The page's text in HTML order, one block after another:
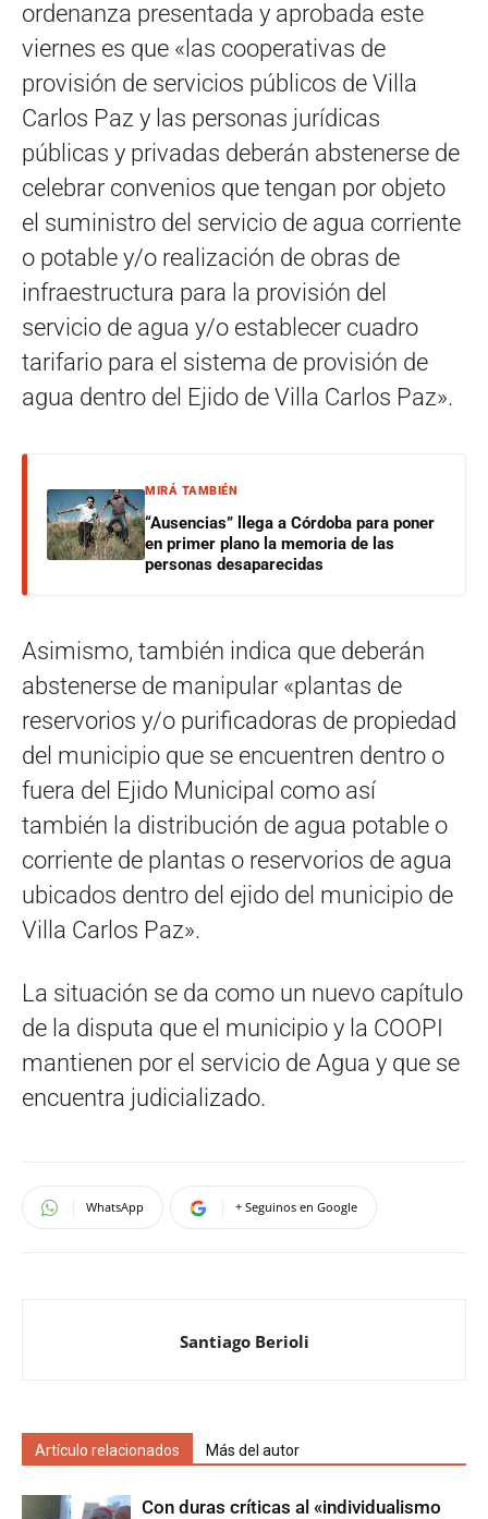
ordenanza presentada y aprobada este
viernes es que «las cooperativas de
provisión de servicios públicos de Villa
Carlos Paz y las personas jurídicas
públicas y privadas deberán abstenerse de
celebrar convenios que tengan por objeto
el suministro del servicio de agua corriente
o potable y/o realización de obras de
infraestructura para la provisión del
servicio de agua y/o establecer cuadro
tarifario para el sistema de provisión de
agua dentro del Ejido de Villa Carlos Paz».
MIRÁ TAMBIÉN
“Ausencias” llega a Córdoba para poner
en primer plano la memoria de las
personas desaparecidas
Asimismo, también indica que deberán
abstenerse de manipular «plantas de
reservorios y/o purificadoras de propiedad
del municipio que se encuentren dentro o
fuera del Ejido Municipal como así
también la distribución de agua potable o
corriente de plantas o reservorios de agua
ubicados dentro del ejido del municipio de
Villa Carlos Paz».
La situación se da como un nuevo capítulo
de la disputa que el municipio y la COOPI
mantienen por el servicio de Agua y que se
encuentra judicializado.
WhatsApp + Seguinos en Google
Santiago Berioli
Artículo relacionados Más del autor
Con duras críticas al «individualismo